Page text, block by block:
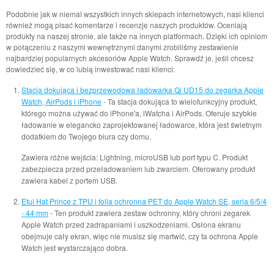
Podobnie jak w niemal wszystkich innych sklepach internetowych, nasi klienci
również mogą pisać komentarze i recenzje naszych produktów. Oceniają
produkty na naszej stronie, ale także na innych platformach. Dzięki ich opiniom
w połączeniu z naszymi wewnętrznymi danymi zrobiliśmy zestawienie
najbardziej popularnych akcesoriów Apple Watch. Sprawdź je, jeśli chcesz
dowiedzieć się, w co lubią inwestować nasi klienci:
Stacja dokująca i bezprzewodowa ładowarka Qi UD15 do zegarka Apple
Watch, AirPods i iPhone- Ta stacja dokująca to wielofunkcyjny produkt,
którego można używać do iPhone'a, iWatcha i AirPods. Oferuje szybkie
ładowanie w elegancko zaprojektowanej ładowarce, która jest świetnym
dodatkiem do Twojego biura czy domu.
Zawiera różne wejścia: Lightning, microUSB lub port typu C. Produkt
zabezpiecza przed przeładowaniem lub zwarciem. Oferowany produkt
zawiera kabel z portem USB.
Etui Hat Prince z TPU i folia ochronna PET do Apple Watch SE, seria 6/5/4
- 44 mm- Ten produkt zawiera zestaw ochronny, który chroni zegarek
Apple Watch przed zadrapaniami i uszkodzeniami. Osłona ekranu
obejmuje cały ekran, więc nie musisz się martwić, czy ta ochrona Apple
Watch jest wystarczająco dobra.